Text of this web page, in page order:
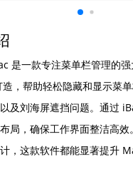
是一款专注菜单栏管理的强
，帮助轻松隐藏和显示菜
及刘海屏遮挡问题。通过
局，确保工作界面整洁高
，这款软件都能显著提升
苹果 M 系列和 Intel 芯片，